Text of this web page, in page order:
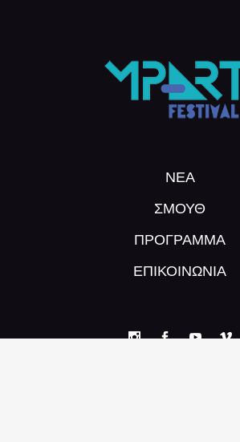
ΝΕΑ
ΣΜΟΥΘ
ΠΡΌΓΡΑΜΜΑ
ΕΠΙΚΟΙΝΩΝΙΑ